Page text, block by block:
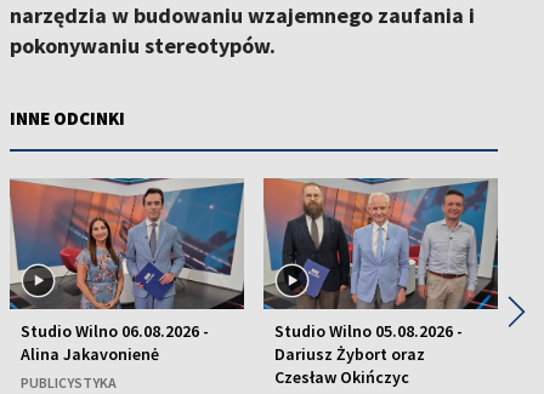
narzędzia w budowaniu wzajemnego zaufania i
pokonywaniu stereotypów.
INNE ODCINKI
Studio Wilno 06.08.2026 -
Alina Jakavonienė
PUBLICYSTYKA
Studio Wilno 05.08.2026 -
Dariusz Żybort oraz
Czesław Okińczyc
▶